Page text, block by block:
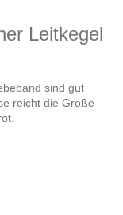
Leitkegel
sind gut
reicht die Größe